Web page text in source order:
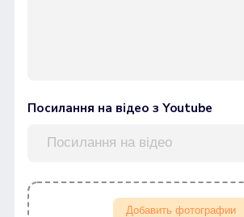
Посилання на відео з Youtube
Добавить фотографии